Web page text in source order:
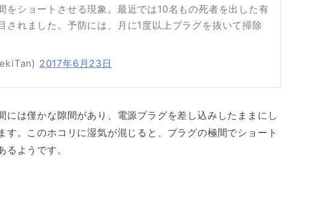
をショートさせる現象。最近では10名もの死者を出した有
されました。予防には、月に1度以上プラグを抜いて掃除
2017年6月23日
には僅かな隙間があり、電源プラグを差し込みしたままにし
す。このホコリに湿気が混じると、プラグの極間でショート
ようです。